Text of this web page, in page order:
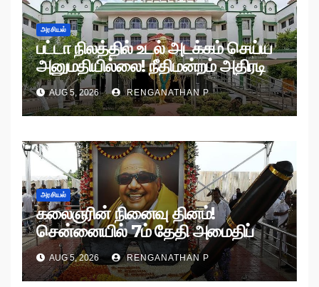
அரசியல்
பட்டா நிலத்தில் உடல் அடக்கம் செய்ய
அனுமதியில்லை! நீதிமன்றம் அதிரடி
உத்தரவு!
AUG 5, 2026 RENGANATHAN P
அரசியல்
கலைஞரின் நினைவு தினம்!
சென்னையில் 7ம் தேதி அமைதிப்
பேரணி!
AUG 5, 2026 RENGANATHAN P